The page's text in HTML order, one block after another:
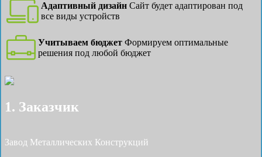
Адаптивный дизайн Сайт будет адаптирован под
все виды устройств
Учитываем бюджет Формируем оптимальные
решения под любой бюджет
1. Заказчик
Завод Металлических Конструкций